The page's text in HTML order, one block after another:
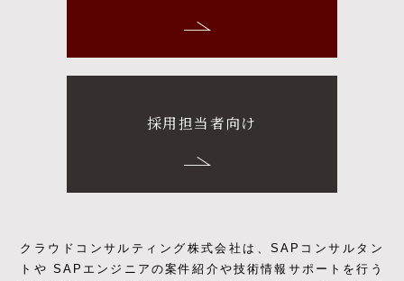
採用担当者向け
クラウドコンサルティング株式会社は、SAPコンサルタン
トや SAPエンジニアの案件紹介や技術情報サポートを行う